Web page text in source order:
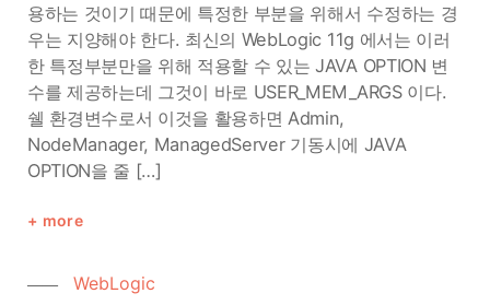
용하는 것이기 때문에 특정한 부분을 위해서 수정하는 경
우는 지양해야 한다. 최신의 WebLogic 11g 에서는 이러
한 특정부분만을 위해 적용할 수 있는 JAVA OPTION 변
수를 제공하는데 그것이 바로 USER_MEM_ARGS 이다.
쉘 환경변수로서 이것을 활용하면 Admin,
NodeManager, ManagedServer 기동시에 JAVA
OPTION을 줄 […]
more
WebLogic